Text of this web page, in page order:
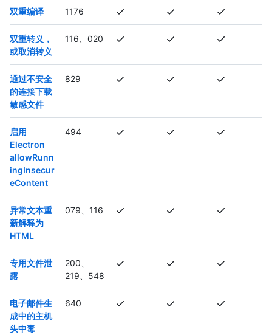
双重编译 1176
双重转义，
或取消转义
116、020
通过不安全
的连接下载
敏感文件
829
启用
Electron
allowRunn
ingInsecur
eContent
494
异常文本重
新解释为
HTML
079、116
专用文件泄
露
200、
219、548
电子邮件生
成中的主机
头中毒
640